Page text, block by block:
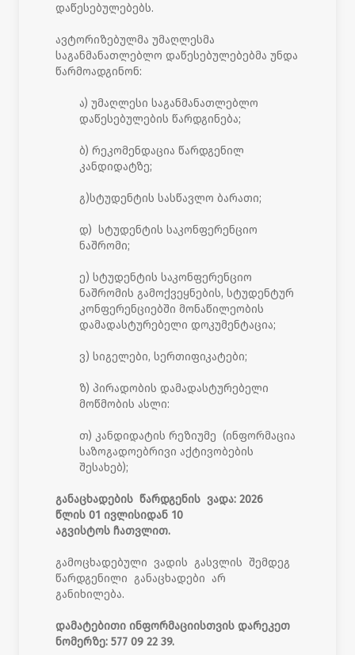
დაწესებულებებს.
ავტორიზებულმა უმაღლესმა
საგანმანათლებლო დაწესებულებებმა უნდა
წარმოადგინონ:
ა) უმაღლესი საგანმანათლებლო
დაწესებულების წარდგინება;
ბ) რეკომენდაცია წარდგენილ
კანდიდატზე;
გ)სტუდენტის სასწავლო ბარათი;
დ) სტუდენტის საკონფერენციო
ნაშრომი;
ე) სტუდენტის საკონფერენციო
ნაშრომის გამოქვეყნების, სტუდენტურ
კონფერენციებში მონაწილეობის
დამადასტურებელი დოკუმენტაცია;
ვ) სიგელები, სერთიფიკატები;
ზ) პირადობის დამადასტურებელი
მოწმობის ასლი:
თ) კანდიდატის რეზიუმე (ინფორმაცია
საზოგადოებრივი აქტივობების
შესახებ);
განაცხადების წარდგენის ვადა: 2026
წლის 01 ივლისიდან 10
აგვისტოს ჩათვლით.
გამოცხადებული ვადის გასვლის შემდეგ
წარდგენილი განაცხადები არ
განიხილება.
დამატებითი ინფორმაციისთვის დარეკეთ
ნომერზე: 577 09 22 39.